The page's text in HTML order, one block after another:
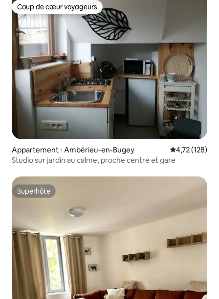
Coup de cœur voyageurs
Coup de cœur voyageurs
Appartement ⋅ Ambérieu-en-Bugey Évaluation
4,72 (128)
Studio sur jardin au calme, proche centre et gare
Superhôte
Superhôte